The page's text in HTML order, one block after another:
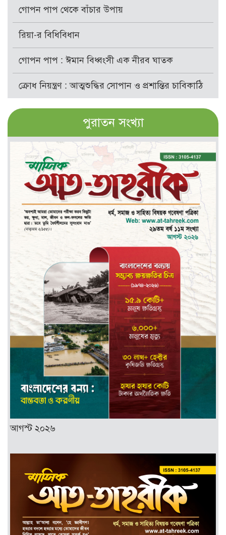
গোপন পাপ থেকে বাঁচার উপায়
রিয়া-র বিধিবিধান
গোপন পাপ : ঈমান বিধ্বংসী এক নীরব ঘাতক
ক্রোধ নিয়ন্ত্রণ : আত্মশুদ্ধির সোপান ও প্রশান্তির চাবিকাঠি
পুরাতন সংখ্যা
আগস্ট ২০২৬